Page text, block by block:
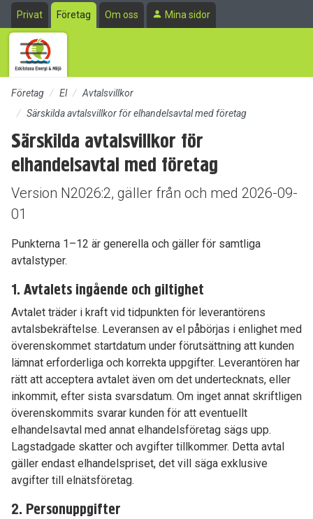
Till sidans huvudinnehåll
Privat Företag Om oss Mina sidor
Företag El
Avtalsvillkor
Särskilda avtalsvillkor för elhandelsavtal med företag
Särskilda avtalsvillkor för
elhandelsavtal med företag
Version N2026:2, gäller från och med 2026-09-
01
Punkterna 1–12 är generella och gäller för samtliga
avtalstyper.
1. Avtalets ingående och giltighet
Avtalet träder i kraft vid tidpunkten för leverantörens
avtalsbekräftelse. Leveransen av el påbörjas i enlighet med
överenskommet startdatum under förutsättning att kunden
lämnat erforderliga och korrekta uppgifter. Leverantören har
rätt att acceptera avtalet även om det undertecknats, eller
inkommit, efter sista svarsdatum. Om inget annat skriftligen
överenskommits svarar kunden för att eventuellt
elhandelsavtal med annat elhandelsföretag sägs upp.
Lagstadgade skatter och avgifter tillkommer. Detta avtal
gäller endast elhandelspriset, det vill säga exklusive
avgifter till elnätsföretag.
2. Personuppgifter